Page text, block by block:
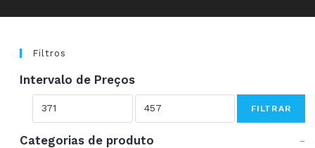
Filtros
Intervalo de Preços
FILTRAR
Categorias de produto -